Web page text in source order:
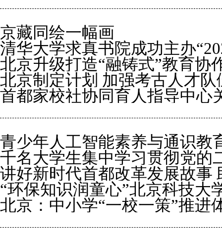
京藏同绘一幅画
清华大学求真书院成功主办
夏令营”
北京升级打造“融铸式”教育
放民族团结之花
北京制定计划 加强考古人才队
首都家校社协同育人指导中心
青少年人工智能素养与通识教
千名大学生集中学习贯彻党的
讲好新时代首都改革发展故事
精神融入思政课堂
“环保知识润童心”北京科技大
实践团走进延庆区阜高营村
北京：中小学“一校一策”推进